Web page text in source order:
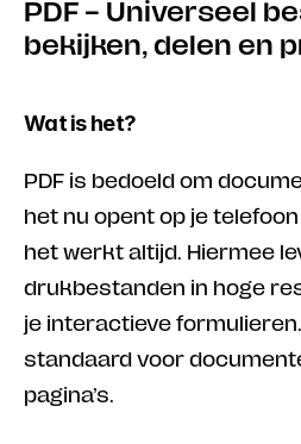
PDF – Universeel
bekijken, delen en
Wat is het?
PDF is bedoeld om
het nu opent op je
het werkt altijd. Hiermee
drukbestanden in hoge
je interactieve
standaard voor
pagina’s.